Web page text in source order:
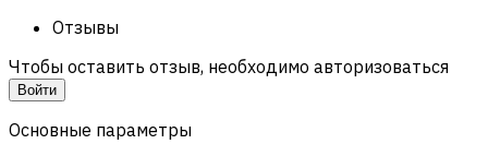
Отзывы
Чтобы оставить отзыв, необходимо авторизоваться
Войти
Основные параметры